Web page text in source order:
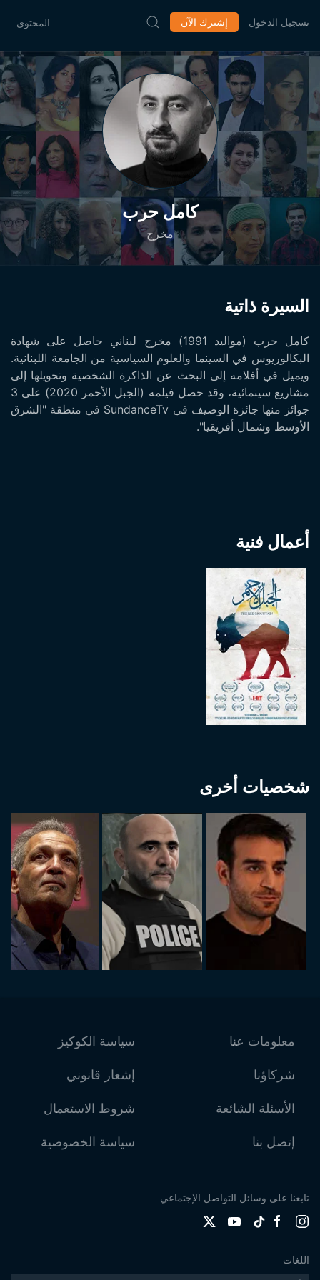
المحتوى إشترك الآن تسجيل الدخول
كامل حرب
مخرج
السيرة ذاتية
كامل حرب (مواليد 1991) مخرج لبناني حاصل على شهادة
البكالوريوس في السينما والعلوم السياسية من الجامعة اللبنانية.
ويميل في أفلامه إلى البحث عن الذاكرة الشخصية وتحويلها إلى
مشاريع سينمائية، وقد حصل فيلمه (الجبل الأحمر 2020) على 3
جوائز منها جائزة الوصيف في SundanceTv في منطقة "الشرق
الأوسط وشمال أفريقيا".
أعمال فنية
شخصيات أخرى
معلومات عنا
شركاؤنا
الأسئلة الشائعة
إتصل بنا
سياسة الكوكيز
إشعار قانوني
شروط الاستعمال
سياسة الخصوصية
تابعنا على وسائل التواصل الإجتماعي
اللغات